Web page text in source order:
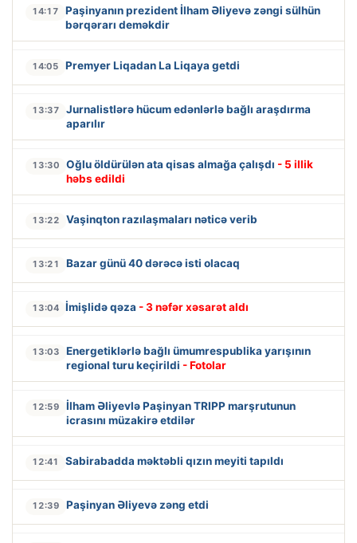
14:17
Paşinyanın prezident İlham Əliyevə zəngi sülhün
bərqərarı deməkdir
14:05 Premyer Liqadan La Liqaya getdi
13:37
Jurnalistlərə hücum edənlərlə bağlı araşdırma
aparılır
13:30 Oğlu öldürülən ata qisas almağa çalışdı - 5 illik
həbs edildi
13:22 Vaşinqton razılaşmaları nəticə verib
13:21 Bazar günü 40 dərəcə isti olacaq
13:04 İmişlidə qəza - 3 nəfər xəsarət aldı
13:03
Energetiklərlə bağlı ümumrespublika yarışının
regional turu keçirildi - Fotolar
12:59
İlham Əliyevlə Paşinyan TRIPP marşrutunun
icrasını müzakirə etdilər
12:41 Sabirabadda məktəbli qızın meyiti tapıldı
12:39 Paşinyan Əliyevə zəng etdi